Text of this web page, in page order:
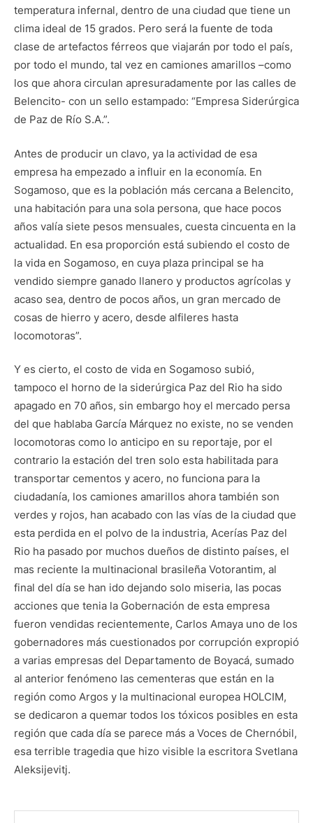
temperatura infernal, dentro de una ciudad que tiene un
clima ideal de 15 grados. Pero será la fuente de toda
clase de artefactos férreos que viajarán por todo el país,
por todo el mundo, tal vez en camiones amarillos –como
los que ahora circulan apresuradamente por las calles de
Belencito- con un sello estampado: “Empresa Siderúrgica
de Paz de Río S.A.”.
Antes de producir un clavo, ya la actividad de esa
empresa ha empezado a influir en la economía. En
Sogamoso, que es la población más cercana a Belencito,
una habitación para una sola persona, que hace pocos
años valía siete pesos mensuales, cuesta cincuenta en la
actualidad. En esa proporción está subiendo el costo de
la vida en Sogamoso, en cuya plaza principal se ha
vendido siempre ganado llanero y productos agrícolas y
acaso sea, dentro de pocos años, un gran mercado de
cosas de hierro y acero, desde alfileres hasta
locomotoras”.
Y es cierto, el costo de vida en Sogamoso subió,
tampoco el horno de la siderúrgica Paz del Rio ha sido
apagado en 70 años, sin embargo hoy el mercado persa
del que hablaba García Márquez no existe, no se venden
locomotoras como lo anticipo en su reportaje, por el
contrario la estación del tren solo esta habilitada para
transportar cementos y acero, no funciona para la
ciudadanía, los camiones amarillos ahora también son
verdes y rojos, han acabado con las vías de la ciudad que
esta perdida en el polvo de la industria, Acerías Paz del
Rio ha pasado por muchos dueños de distinto países, el
mas reciente la multinacional brasileña Votorantim, al
final del día se han ido dejando solo miseria, las pocas
acciones que tenia la Gobernación de esta empresa
fueron vendidas recientemente, Carlos Amaya uno de los
gobernadores más cuestionados por corrupción expropió
a varias empresas del Departamento de Boyacá, sumado
al anterior fenómeno las cementeras que están en la
región como Argos y la multinacional europea HOLCIM,
se dedicaron a quemar todos los tóxicos posibles en esta
región que cada día se parece más a Voces de Chernóbil,
esa terrible tragedia que hizo visible la escritora Svetlana
Aleksijevitj.